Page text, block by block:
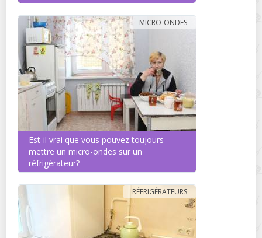
Est-il vrai que vous pouvez toujours
mettre un micro-ondes sur un
réfrigérateur?
MICRO-ONDES
RÉFRIGÉRATEURS